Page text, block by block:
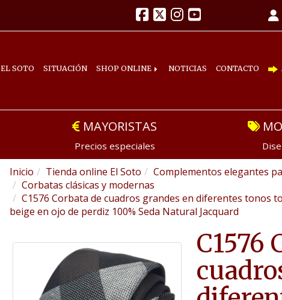
EL SOTO SITUACIÓN SHOP ONLINE NOTICIAS CONTACTO
MAYORISTAS
Precios especiales
Inicio Tienda online El Soto
Complementos elegantes
Corbatas clásicas y modernas
C1576 Corbata de cuadros grandes en diferentes tonos
beige en ojo de perdiz 100% Seda Natural Jacquard
C1576